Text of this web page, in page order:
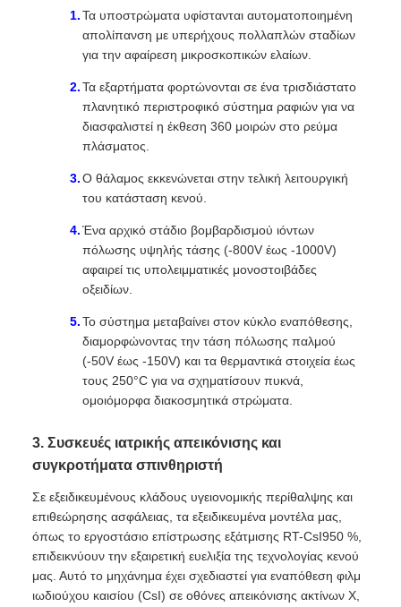
Τα υποστρώματα υφίστανται αυτοματοποιημένη
απολίπανση με υπερήχους πολλαπλών σταδίων
για την αφαίρεση μικροσκοπικών ελαίων.
Τα εξαρτήματα φορτώνονται σε ένα τρισδιάστατο
πλανητικό περιστροφικό σύστημα ραφιών για να
διασφαλιστεί η έκθεση 360 μοιρών στο ρεύμα
πλάσματος.
Ο θάλαμος εκκενώνεται στην τελική λειτουργική
του κατάσταση κενού.
Ένα αρχικό στάδιο βομβαρδισμού ιόντων
πόλωσης υψηλής τάσης (-800V έως -1000V)
αφαιρεί τις υπολειμματικές μονοστοιβάδες
οξειδίων.
Το σύστημα μεταβαίνει στον κύκλο εναπόθεσης,
διαμορφώνοντας την τάση πόλωσης παλμού
(-50V έως -150V) και τα θερμαντικά στοιχεία έως
τους 250°C για να σχηματίσουν πυκνά,
ομοιόμορφα διακοσμητικά στρώματα.
3. Συσκευές ιατρικής απεικόνισης και
συγκροτήματα σπινθηριστή
Σε εξειδικευμένους κλάδους υγειονομικής περίθαλψης και
επιθεώρησης ασφάλειας, τα εξειδικευμένα μοντέλα μας,
όπως το εργοστάσιο επίστρωσης εξάτμισης RT-CsI950 %,
επιδεικνύουν την εξαιρετική ευελιξία της τεχνολογίας κενού
μας. Αυτό το μηχάνημα έχει σχεδιαστεί για εναπόθεση φιλμ
ιωδιούχου καισίου (CsI) σε οθόνες απεικόνισης ακτίνων Χ,